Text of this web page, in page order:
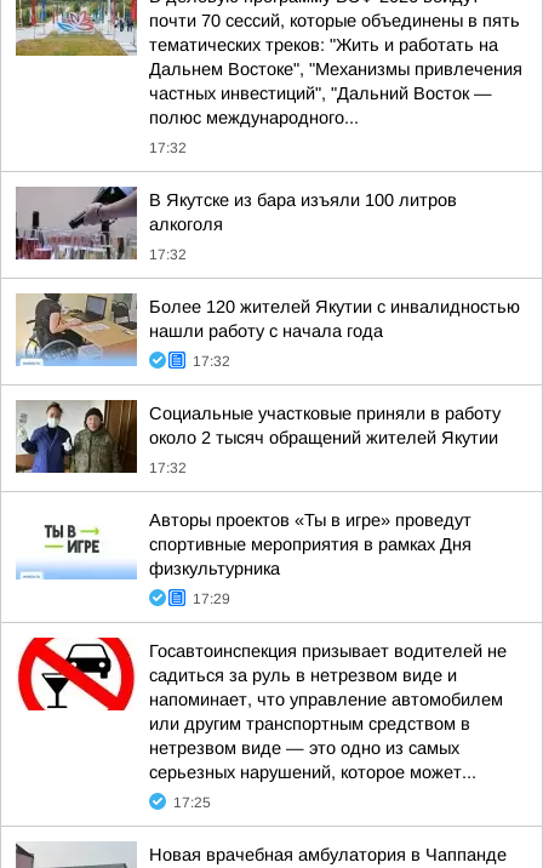
почти 70 сессий, которые объединены в пять
тематических треков: "Жить и работать на
Дальнем Востоке", "Механизмы привлечения
частных инвестиций", "Дальний Восток —
полюс международного...
17:32
В Якутске из бара изъяли 100 литров
алкоголя
17:32
Более 120 жителей Якутии с инвалидностью
нашли работу с начала года
17:32
Социальные участковые приняли в работу
около 2 тысяч обращений жителей Якутии
17:32
Авторы проектов «Ты в игре» проведут
спортивные мероприятия в рамках Дня
физкультурника
17:29
Госавтоинспекция призывает водителей не
садиться за руль в нетрезвом виде и
напоминает, что управление автомобилем
или другим транспортным средством в
нетрезвом виде — это одно из самых
серьезных нарушений, которое может...
17:25
Новая врачебная амбулатория в Чаппанде